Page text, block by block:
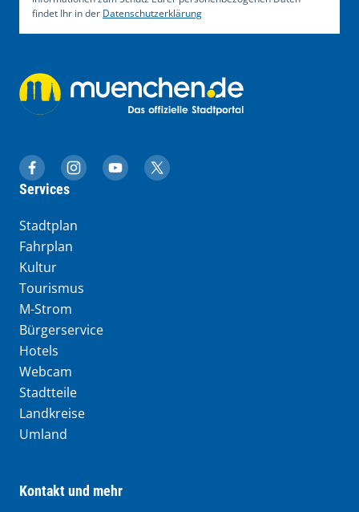
findet Ihr in der Datenschutzerklärung
muenchen.de auf Facebook
muenchen.de auf Instagram
muenchen.de auf YouTube
muenchen.de auf X
Services
Stadtplan
Fahrplan
Kultur
Tourismus
M-Strom
Bürgerservice
Hotels
Webcam
Stadtteile
Landkreise
Umland
Kontakt und mehr